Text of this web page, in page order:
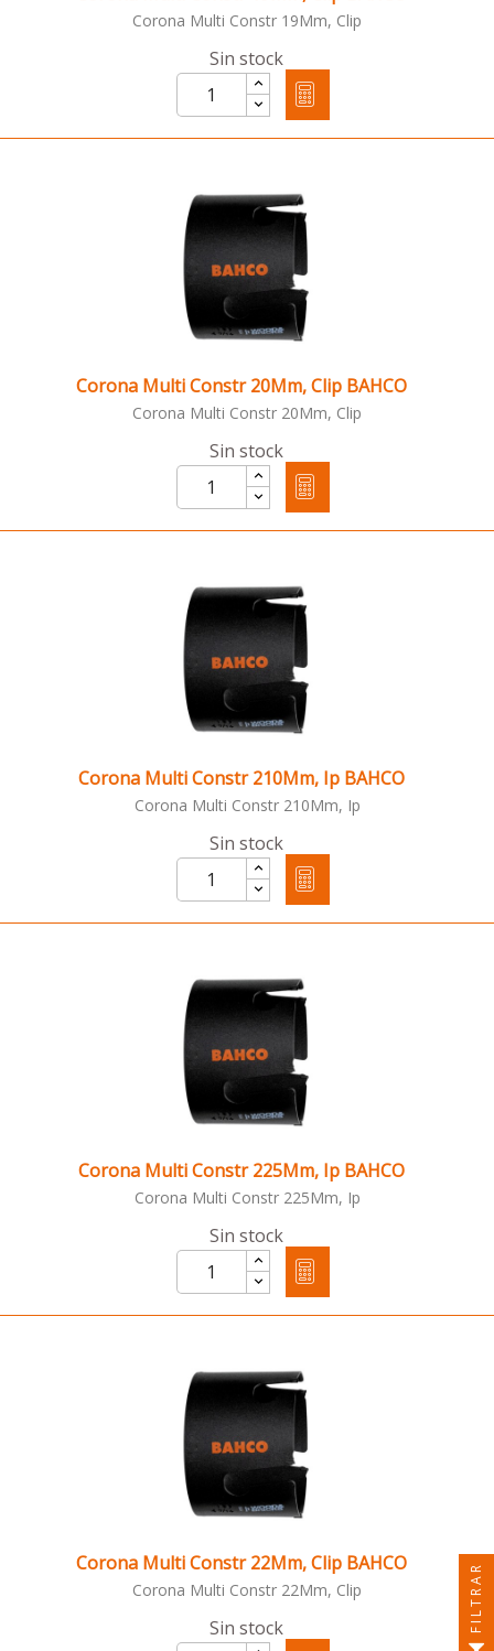
Corona Multi Constr 19Mm, Clip
Sin stock
Corona Multi Constr 20Mm, Clip BAHCO
Corona Multi Constr 20Mm, Clip
Sin stock
Corona Multi Constr 210Mm, Ip BAHCO
Corona Multi Constr 210Mm, Ip
Sin stock
Corona Multi Constr 225Mm, Ip BAHCO
Corona Multi Constr 225Mm, Ip
Sin stock
Corona Multi Constr 22Mm, Clip BAHCO
Corona Multi Constr 22Mm, Clip
Sin stock FILTRAR